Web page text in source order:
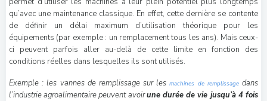
qu’avec une maintenance classique. En effet, cette dernière se contente
de définir un délai maximum d’utilisation théorique pour les
équipements (par exemple : un remplacement tous les ans). Mais ceux-
ci peuvent parfois aller au-delà de cette limite en fonction des
conditions réelles dans lesquelles ils sont utilisés.
Exemple : les vannes de remplissage sur lesmachines de remplissage dans
l’industrie agroalimentaire peuvent avoirune durée de vie jusqu’à 4 fois